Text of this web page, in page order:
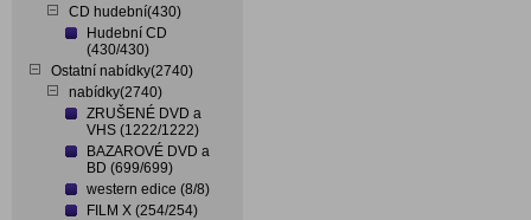
CD hudební(430)
Hudební CD
(430/430)
Ostatní nabídky(2740)
nabídky(2740)
ZRUŠENÉ DVD a
VHS (1222/1222)
BAZAROVÉ DVD a
BD (699/699)
western edice (8/8)
FILM X (254/254)